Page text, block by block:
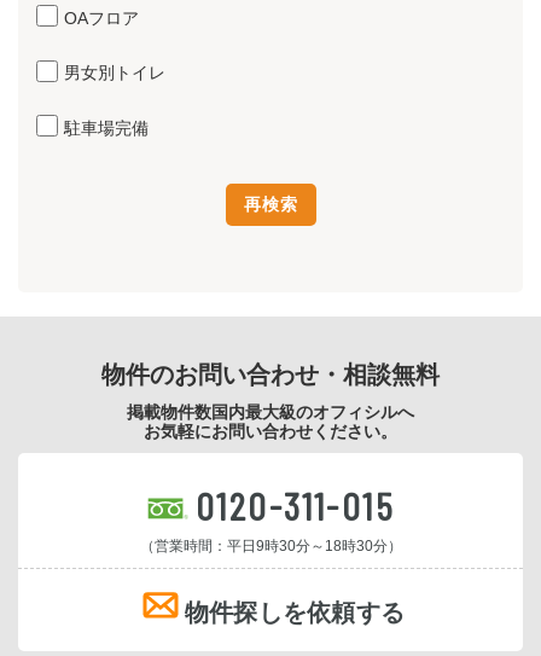
OAフロア
男女別トイレ
駐車場完備
物件のお問い合わせ・相談無料
掲載物件数国内最大級のオフィシルへ
お気軽にお問い合わせください。
0120-311-015
（営業時間：平日9時30分～18時30分）
物件探しを依頼する